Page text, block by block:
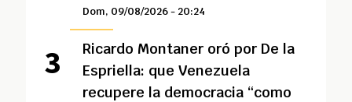
Dom, 09/08/2026 - 20:24
Ricardo Montaner oró por De la
Espriella: que Venezuela
recupere la democracia “como